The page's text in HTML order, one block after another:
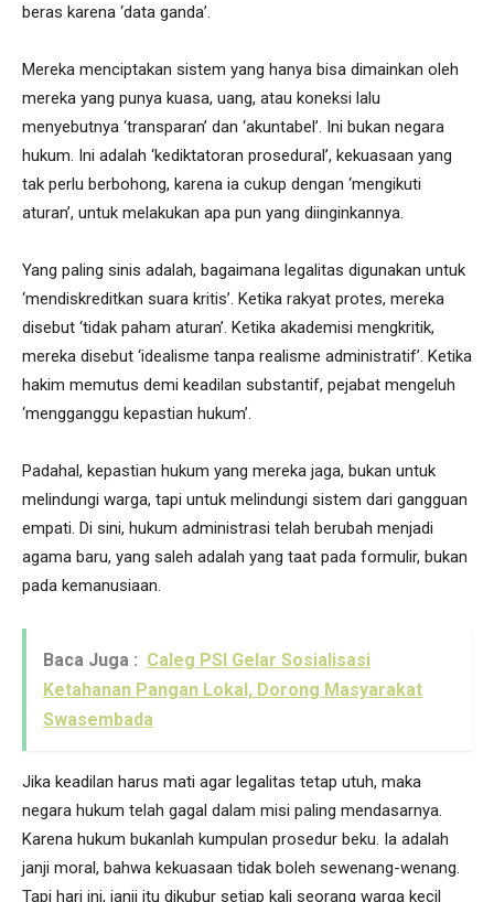
beras karena ‘data ganda’.
Mereka menciptakan sistem yang hanya bisa dimainkan oleh
mereka yang punya kuasa, uang, atau koneksi lalu
menyebutnya ‘transparan’ dan ‘akuntabel’. Ini bukan negara
hukum. Ini adalah ‘kediktatoran prosedural’, kekuasaan yang
tak perlu berbohong, karena ia cukup dengan ‘mengikuti
aturan’, untuk melakukan apa pun yang diinginkannya.
Yang paling sinis adalah, bagaimana legalitas digunakan untuk
‘mendiskreditkan suara kritis’. Ketika rakyat protes, mereka
disebut ‘tidak paham aturan’. Ketika akademisi mengkritik,
mereka disebut ‘idealisme tanpa realisme administratif’. Ketika
hakim memutus demi keadilan substantif, pejabat mengeluh
‘mengganggu kepastian hukum’.
Padahal, kepastian hukum yang mereka jaga, bukan untuk
melindungi warga, tapi untuk melindungi sistem dari gangguan
empati. Di sini, hukum administrasi telah berubah menjadi
agama baru, yang saleh adalah yang taat pada formulir, bukan
pada kemanusiaan.
Baca Juga : Caleg PSI Gelar Sosialisasi
Ketahanan Pangan Lokal, Dorong Masyarakat
Swasembada
Jika keadilan harus mati agar legalitas tetap utuh, maka
negara hukum telah gagal dalam misi paling mendasarnya.
Karena hukum bukanlah kumpulan prosedur beku. Ia adalah
janji moral, bahwa kekuasaan tidak boleh sewenang-wenang.
Tapi hari ini, janji itu dikubur setiap kali seorang warga kecil